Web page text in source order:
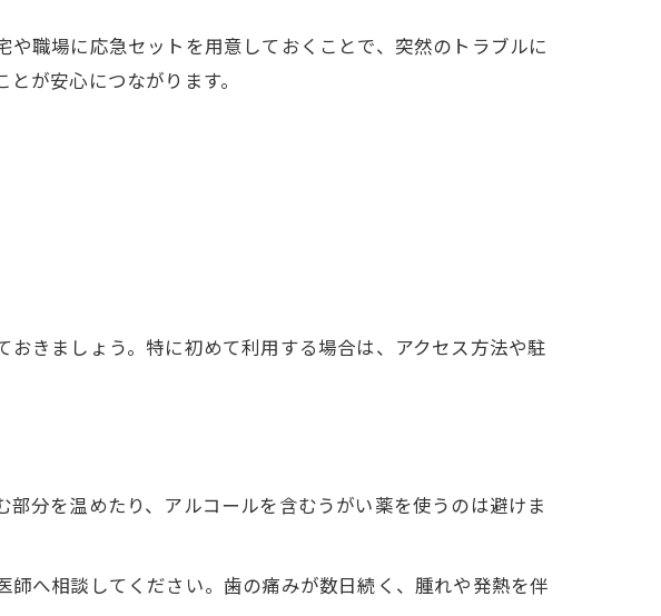
職場に応急セットを用意しておくことで、突然のトラブルに
が安心につながります。
きましょう。特に初めて利用する場合は、アクセス方法や駐
分を温めたり、アルコールを含むうがい薬を使うのは避けま
へ相談してください。歯の痛みが数日続く、腫れや発熱を伴